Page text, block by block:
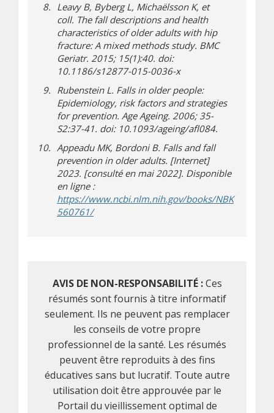
Leavy B, Byberg L, Michaëlsson K, et
coll. The fall descriptions and health
characteristics of older adults with hip
fracture: A mixed methods study. BMC
Geriatr. 2015; 15(1):40. doi:
10.1186/s12877-015-0036-x
Rubenstein L. Falls in older people:
Epidemiology, risk factors and strategies
for prevention. Age Ageing. 2006; 35-
S2:37-41. doi: 10.1093/ageing/afl084.
Appeadu MK, Bordoni B. Falls and fall
prevention in older adults. [Internet]
2023. [consulté en mai 2022]. Disponible
en ligne :
https://www.ncbi.nlm.nih.gov/books/NBK
560761/(s’ouvre dans une nouvelle fenêtre)
(s’ouvre sur un autre site)
AVIS DE NON-RESPONSABILITÉ :Ces
résumés sont fournis à titre informatif
seulement. Ils ne peuvent pas remplacer
les conseils de votre propre
professionnel de la santé. Les résumés
peuvent être reproduits à des fins
éducatives sans but lucratif. Toute autre
utilisation doit être approuvée par le
Portail du vieillissement optimal de